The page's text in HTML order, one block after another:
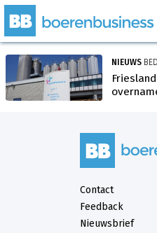
NIEUWS
Contact
Feedback
Nieuwsbrief